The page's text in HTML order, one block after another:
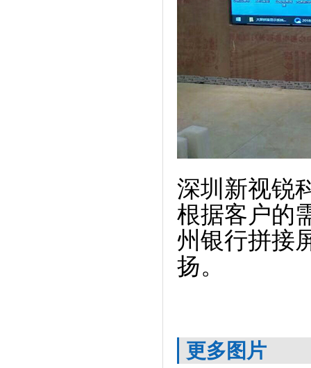
深圳新视锐
根据客户的
州银行拼接
扬。
更多图片